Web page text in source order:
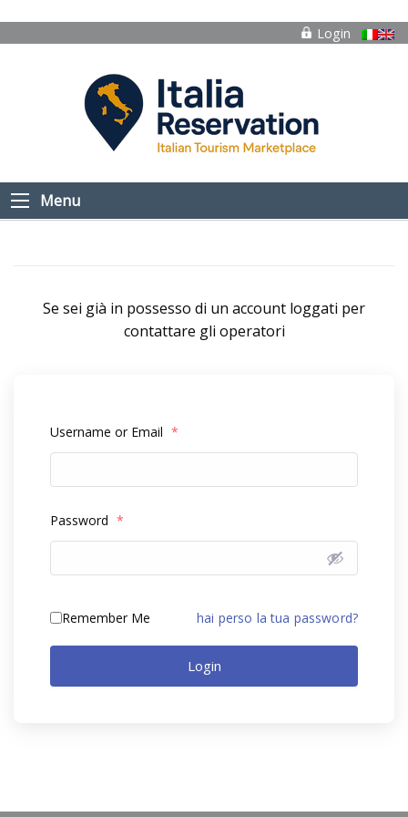
Login
Menu
Se sei già in possesso di un account loggati per
contattare gli operatori
Username or Email *
Password *
Remember Me hai perso la tua password?
Login